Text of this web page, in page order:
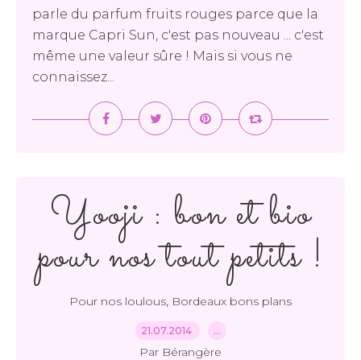
parle du parfum fruits rouges parce que la
marque Capri Sun, c'est pas nouveau ... c'est
même une valeur sûre ! Mais si vous ne
connaissez...
Yooji : bon et bio
pour nos tout petits !
Pour nos loulous, Bordeaux bons plans
21.07.2014 …
Par Bérangère